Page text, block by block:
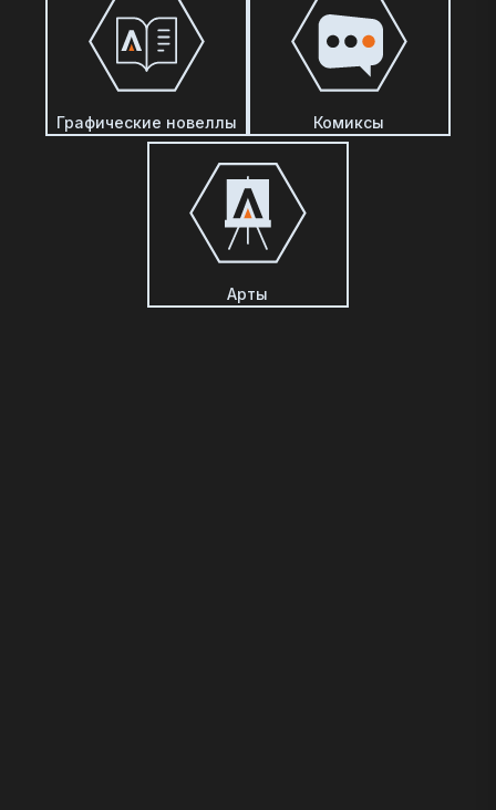
Графические новеллы Комиксы
Арты